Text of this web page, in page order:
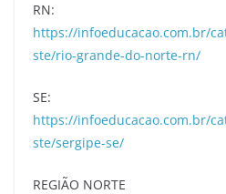
RN:
https://infoeducacao.com.br/
ste/rio-grande-do-norte-rn/
SE:
https://infoeducacao.com.br/
ste/sergipe-se/
REGIÃO NORTE